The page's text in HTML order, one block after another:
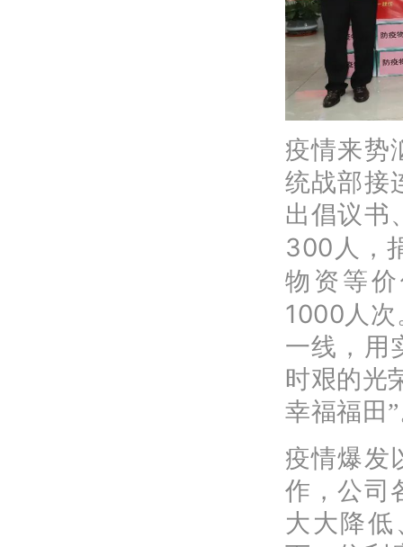
疫情来势
统战部接
出倡议书
300 人，
物资等
1000 人
一线，用
时艰的光
幸福福田
疫情爆发
作，公司
大大降